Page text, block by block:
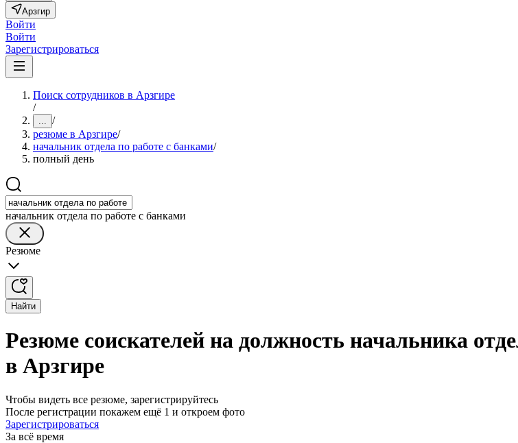
Арзгир
Войти
Войти
Зарегистрироваться
Поиск сотрудников в Арзгире
/
... /
резюме в Арзгире/
начальник отдела по работе с банками/
полный день
начальник отдела по работе с банками
Резюме
Найти
Резюме соискателей на должность начальника
в Арзгире
Чтобы видеть все резюме, зарегистрируйтесь
После регистрации покажем ещё 1 и откроем фото
Зарегистрироваться
За всё время